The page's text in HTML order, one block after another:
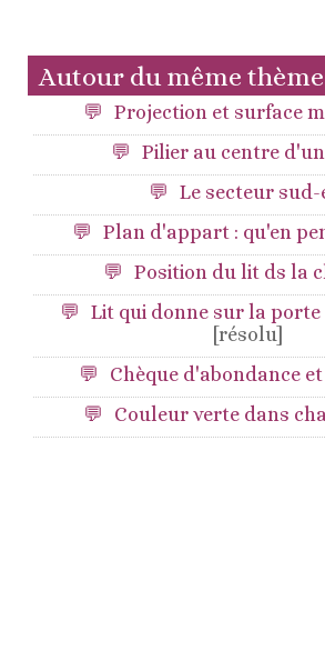
Autour du même thème
Projection et surface
Pilier au centre
Le secteur sud-
Plan d'appart : qu'en
Position du lit ds la
Lit qui donne sur la porte
[résolu]
Chèque d'abondance
Couleur verte dans